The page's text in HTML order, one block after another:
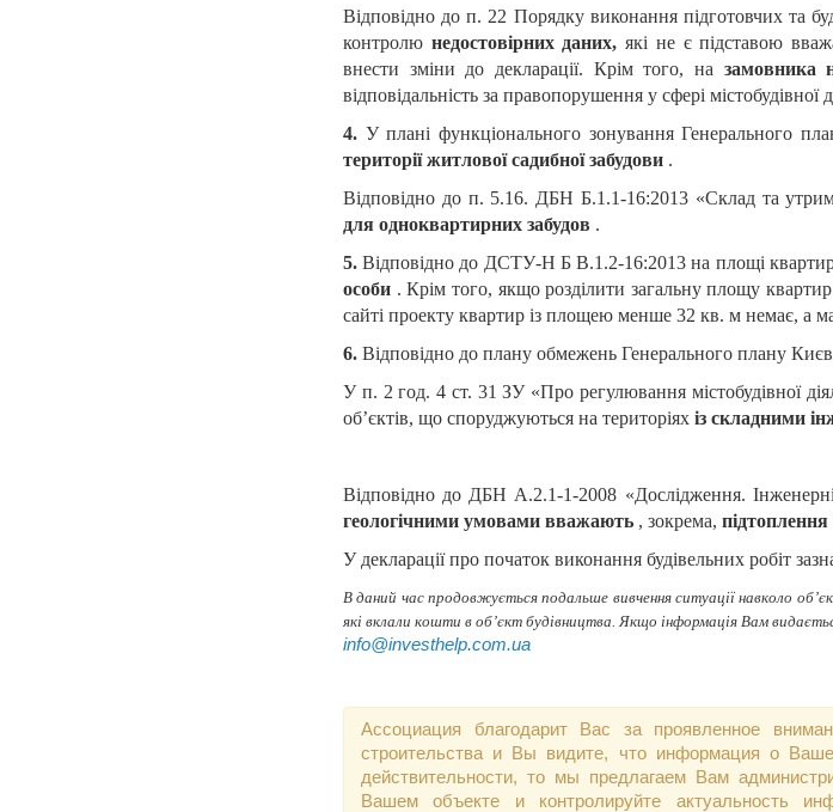
Відповідно до п. 22 Порядку виконання підготовчих та
контролю недостовірних даних,які не є підставою
внести зміни до декларації. Крім того, на замовника
відповідальність за правопорушення у сфері містобудівної
4. У плані функціонального зонування Генерального
території житлової садибної забудови .
Відповідно до п. 5.16. ДБН Б.1.1-16:2013 «Склад та
для одноквартирних забудов .
5.Відповідно до ДСТУ-Н Б В.1.2-16:2013 на площі
особи . Крім того, якщо розділити загальну площу
сайті проекту квартир із площею менше 32 кв. м немає, а
6. Відповідно до плану обмежень Генерального плану
У п. 2 год. 4 ст. 31 ЗУ «Про регулювання містобудівної
об’єктів, що споруджуються на територіях із складними
Відповідно до ДБН А.2.1-1-2008 «Дослідження.
геологічними умовами вважають , зокрема, підтоплення
У декларації про початок виконання будівельних робіт
В даний час продовжується подальше вивчення ситуації навколо
які вклали кошти в об’єкт будівництва. Якщо інформація Вам
info@investhelp.com.ua
Ассоциация благодарит Вас за проявленное
строительства и Вы видите, что информация о
действительности, то мы предлагаем Вам
Вашем объекте и контролируйте актуальность